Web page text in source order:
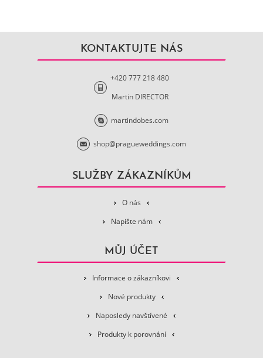
KONTAKTUJTE NÁS
+420 777 218 480
Martin DIRECTOR
martindobes.com
shop@pragueweddings.com
SLUŽBY ZÁKAZNÍKŮM
O nás
Napište nám
MŮJ ÚČET
Informace o zákazníkovi
Nové produkty
Naposledy navštívené
Produkty k porovnání